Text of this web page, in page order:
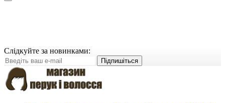
Слідкуйте за новинками:
Підпишіться